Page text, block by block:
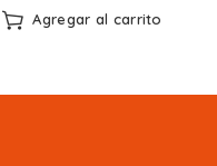
Agregar al carrito